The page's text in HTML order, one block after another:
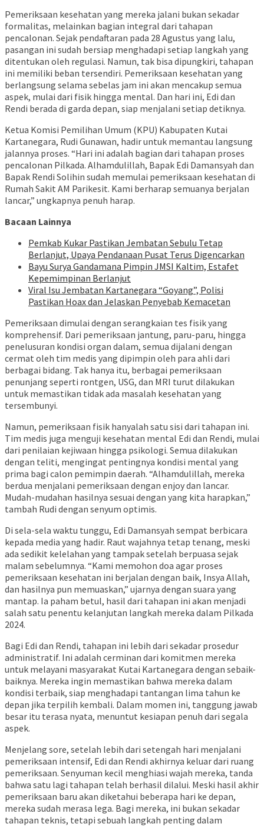
Pemeriksaan kesehatan yang mereka jalani bukan sekadar
formalitas, melainkan bagian integral dari tahapan
pencalonan. Sejak pendaftaran pada 28 Agustus yang lalu,
pasangan ini sudah bersiap menghadapi setiap langkah yang
ditentukan oleh regulasi. Namun, tak bisa dipungkiri, tahapan
ini memiliki beban tersendiri. Pemeriksaan kesehatan yang
berlangsung selama sebelas jam ini akan mencakup semua
aspek, mulai dari fisik hingga mental. Dan hari ini, Edi dan
Rendi berada di garda depan, siap menjalani setiap detiknya.
Ketua Komisi Pemilihan Umum (KPU) Kabupaten Kutai
Kartanegara, Rudi Gunawan, hadir untuk memantau langsung
jalannya proses. “Hari ini adalah bagian dari tahapan proses
pencalonan Pilkada. Alhamdulillah, Bapak Edi Damansyah dan
Bapak Rendi Solihin sudah memulai pemeriksaan kesehatan di
Rumah Sakit AM Parikesit. Kami berharap semuanya berjalan
lancar,” ungkapnya penuh harap.
Bacaan Lainnya
Pemkab Kukar Pastikan Jembatan Sebulu Tetap
Berlanjut, Upaya Pendanaan Pusat Terus Digencarkan
Bayu Surya Gandamana Pimpin JMSI Kaltim, Estafet
Kepemimpinan Berlanjut
Viral Isu Jembatan Kartanegara “Goyang”, Polisi
Pastikan Hoax dan Jelaskan Penyebab Kemacetan
Pemeriksaan dimulai dengan serangkaian tes fisik yang
komprehensif. Dari pemeriksaan jantung, paru-paru, hingga
penelusuran kondisi organ dalam, semua dijalani dengan
cermat oleh tim medis yang dipimpin oleh para ahli dari
berbagai bidang. Tak hanya itu, berbagai pemeriksaan
penunjang seperti rontgen, USG, dan MRI turut dilakukan
untuk memastikan tidak ada masalah kesehatan yang
tersembunyi.
Namun, pemeriksaan fisik hanyalah satu sisi dari tahapan ini.
Tim medis juga menguji kesehatan mental Edi dan Rendi, mulai
dari penilaian kejiwaan hingga psikologi. Semua dilakukan
dengan teliti, mengingat pentingnya kondisi mental yang
prima bagi calon pemimpin daerah. “Alhamdulillah, mereka
berdua menjalani pemeriksaan dengan enjoy dan lancar.
Mudah-mudahan hasilnya sesuai dengan yang kita harapkan,”
tambah Rudi dengan senyum optimis.
Di sela-sela waktu tunggu, Edi Damansyah sempat berbicara
kepada media yang hadir. Raut wajahnya tetap tenang, meski
ada sedikit kelelahan yang tampak setelah berpuasa sejak
malam sebelumnya. “Kami memohon doa agar proses
pemeriksaan kesehatan ini berjalan dengan baik, Insya Allah,
dan hasilnya pun memuaskan,” ujarnya dengan suara yang
mantap. Ia paham betul, hasil dari tahapan ini akan menjadi
salah satu penentu kelanjutan langkah mereka dalam Pilkada
2024.
Bagi Edi dan Rendi, tahapan ini lebih dari sekadar prosedur
administratif. Ini adalah cerminan dari komitmen mereka
untuk melayani masyarakat Kutai Kartanegara dengan sebaik-
baiknya. Mereka ingin memastikan bahwa mereka dalam
kondisi terbaik, siap menghadapi tantangan lima tahun ke
depan jika terpilih kembali. Dalam momen ini, tanggung jawab
besar itu terasa nyata, menuntut kesiapan penuh dari segala
aspek.
Menjelang sore, setelah lebih dari setengah hari menjalani
pemeriksaan intensif, Edi dan Rendi akhirnya keluar dari ruang
pemeriksaan. Senyuman kecil menghiasi wajah mereka, tanda
bahwa satu lagi tahapan telah berhasil dilalui. Meski hasil akhir
pemeriksaan baru akan diketahui beberapa hari ke depan,
mereka sudah merasa lega. Bagi mereka, ini bukan sekadar
tahapan teknis, tetapi sebuah langkah penting dalam